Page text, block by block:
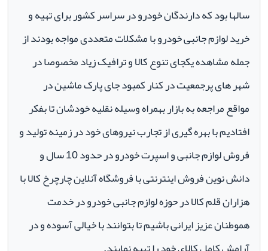
سالها بود که دارندگان خودرو در سراسر کشور برای تهیه و
خرید لوازم جانبی خودرو با مشکلات متعددی مواجه بودند از
جمله مشاهده یکجای تنوع کالا و ترافیک زیاد مخصوصا در
شهر های پرجمعیت در کنار کمبود جای پارک ماشین در
مواقع مراجعه به بازار بهمراه وسیله نقلیه خودشان تا بفکر
افتادیم با بهره گیری از تجارب نیروهای خود در زمینه تولید و
فروش لوازم جانبی و اسپرت خودرو در حدود 10 سال و
دانش نوین فروش اینترنتی با فروشگاه آنلاین چارچرخ کالا با
هزاران قلم کالا در حوزه لوازم جانبی خودرو در خدمت
هموطنان عزیز ایرانی باشیم تا بتوانند با خیالی آسوده و در